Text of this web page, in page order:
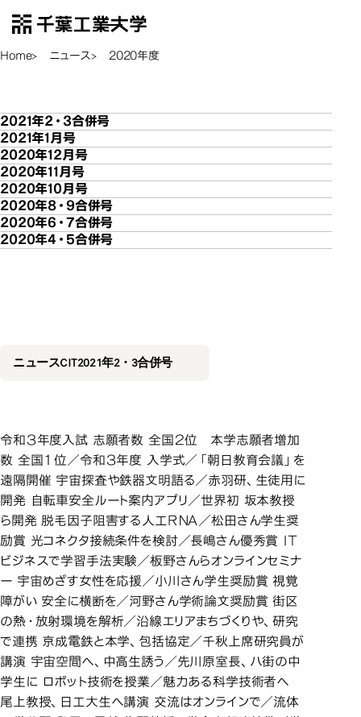
千葉工業大学
Open Menu
Home ニュース 2020年度
2020年度
2021年2・3合併号
2021年1月号
2020年12月号
2020年11月号
2020年10月号
2020年8・9合併号
2020年6・7合併号
2020年4・5合併号
2021年2・3合併号
ニュースCIT2021年2・3合併号
令和３年度入試 志願者数 全国２位 本学志願者増加
数 全国１位／令和３年度 入学式／「朝日教育会議」を
遠隔開催 宇宙探査や鉄器文明語る／赤羽研、生徒用に
開発 自転車安全ルート案内アプリ／世界初 坂本教授
ら開発 脱毛因子阻害する人工ＲＮＡ／松田さん学生奨
励賞 光コネクタ接続条件を検討／長嶋さん優秀賞 ＩＴ
ビジネスで学習手法実験／板野さんらオンラインセミナ
ー 宇宙めざす女性を応援／小川さん学生奨励賞 視覚
障がい 安全に横断を／河野さん学術論文奨励賞 街区
の熱・放射環境を解析／沿線エリアまちづくりや、研究
で連携 京成電鉄と本学、包括協定／千秋上席研究員が
講演 宇宙空間へ、中高生誘う／先川原室長、八街の中
学生に ロボット技術を授業／魅力ある科学技術者へ
尾上教授、日工大生へ講演 交流はオンラインで／流体